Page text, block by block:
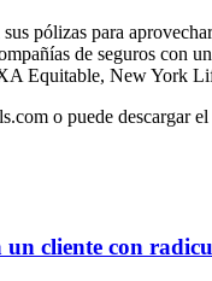
pólizas para
de seguros con
Equitable, New York
o puede descargar
cliente con